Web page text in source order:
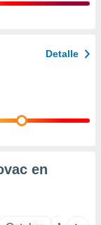
Detalle
en